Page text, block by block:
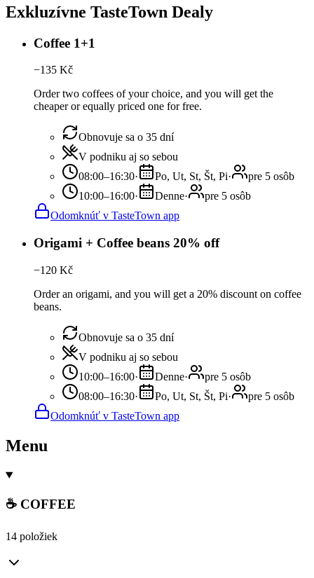
Exkluzívne TasteTown Dealy
Coffee 1+1
−135 Kč
Order two coffees of your choice, and you will get the
cheaper or equally priced one for free.
Obnovuje sa o 35 dní
V podniku aj so sebou
08:00–16:30· Po, Ut, St, Št, Pi·
pre 5 osôb
10:00–16:00· Denne·
pre 5 osôb
Odomknúť v TasteTown app
Origami + Coffee beans 20% off
−120 Kč
Order an origami, and you will get a 20% discount on coffee
beans.
Obnovuje sa o 35 dní
V podniku aj so sebou
10:00–16:00· Denne·
pre 5 osôb
08:00–16:30· Po, Ut, St, Št, Pi·
pre 5 osôb
Odomknúť v TasteTown app
Menu
☕ COFFEE
14 položiek